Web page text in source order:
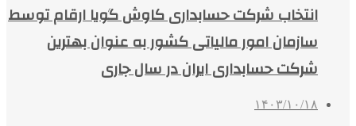
انتخاب شرکت حسابداری کاوش گویا ارقام توسط
سازمان امور مالیاتی کشور به عنوان بهترین
شرکت حسابداری ایران در سال جاری
۱۴۰۳/۱۰/۱۸